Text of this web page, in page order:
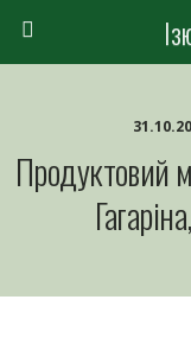
Продуктовий